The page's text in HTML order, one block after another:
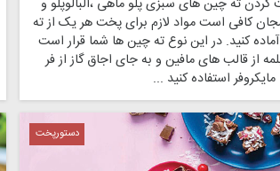
ته چین های سبزی پلو ماهی ،آلبالوپلو و
کافی است مواد لازم برای پخت هر یک از ته
کنید. در این نوع ته چین ها شما قرار است
از قالب های مافین و به جای اجاق گاز از فر
مایکروفر استفاده کنید ...
دستورپخت